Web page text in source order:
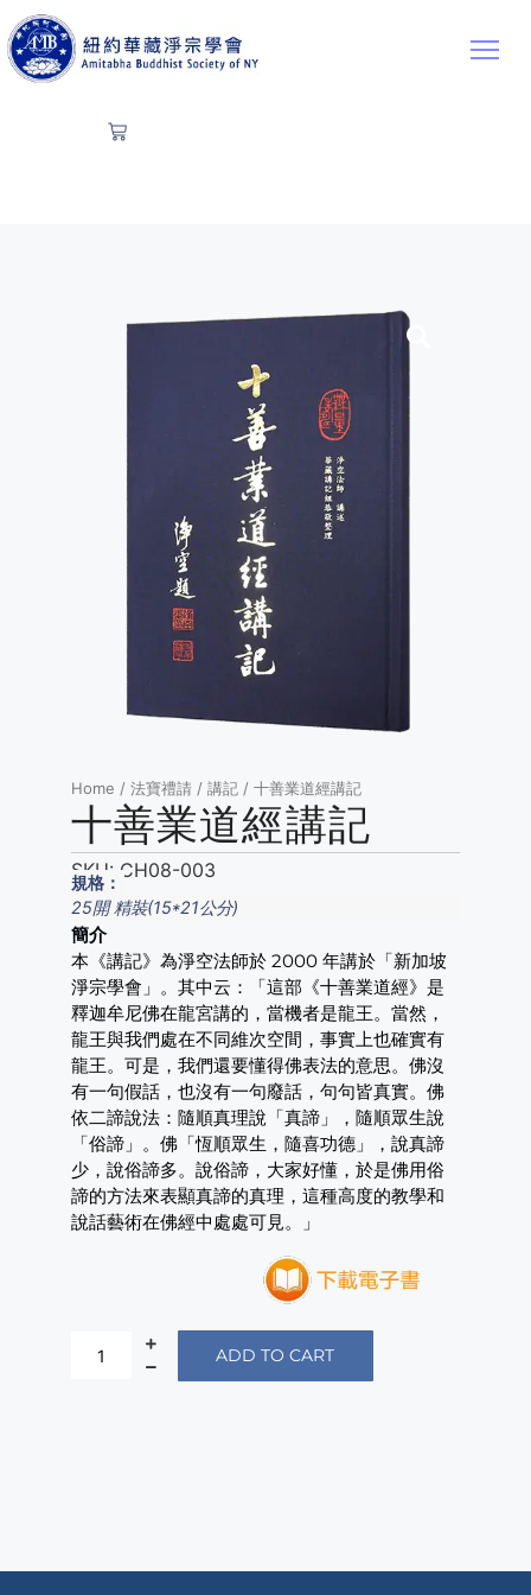
Home / 法寶禮請 / 講記 / 十善業道經講記
十善業道經講記
SKU: CH08-003
規格：
25開 精裝(15*21公分)
簡介
本《講記》為淨空法師於 2000 年講於「新加坡
淨宗學會」。其中云：「這部《十善業道經》是
釋迦牟尼佛在龍宮講的，當機者是龍王。當然，
龍王與我們處在不同維次空間，事實上也確實有
龍王。可是，我們還要懂得佛表法的意思。佛沒
有一句假話，也沒有一句廢話，句句皆真實。佛
依二諦說法：隨順真理說「真諦」，隨順眾生說
「俗諦」。佛「恆順眾生，隨喜功德」，說真諦
少，說俗諦多。說俗諦，大家好懂，於是佛用俗
諦的方法來表顯真諦的真理，這種高度的教學和
說話藝術在佛經中處處可見。」
ADD TO CART